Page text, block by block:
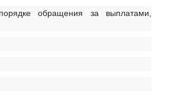
обращения за выплатами,